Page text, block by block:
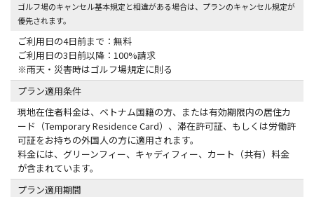
ゴルフ場のキャンセル基本規定と相違がある場合は、プランのキャンセル規定が
優先されます。
ご利用日の4日前まで：無料
ご利用日の3日前以降：100%請求
※雨天・災害時はゴルフ場規定に則る
プラン適用条件
現地在住者料金は、ベトナム国籍の方、または有効期限内の居住カ
ード（Temporary Residence Card）、滞在許可証、もしくは労働許
可証をお持ちの外国人の方に適用されます。
料金には、グリーンフィー、キャディフィー、カート（共有）料金
が含まれています。
プラン適用期間